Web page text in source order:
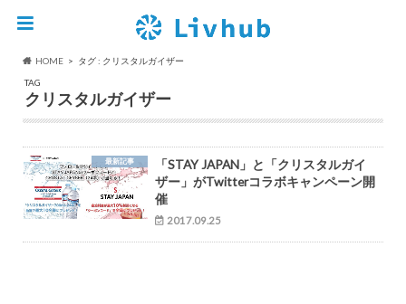
HOME
タグ : クリスタルガイザー
TAG
クリスタルガイザー
最新記事
「STAY JAPAN」と「クリスタルガイ
ザー」がTwitterコラボキャンペーン開
催
2017.09.25